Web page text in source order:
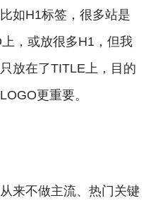
如H1标签，很多站是
，或放很多H1，但我
放在了TITLE上，目的
更重要。
来不做主流、热门关键